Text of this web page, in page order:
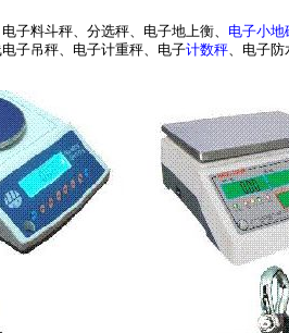
子料斗秤、分选秤、电子地上衡、 电子小地
子吊秤、电子计重秤、电子计数秤、电子防